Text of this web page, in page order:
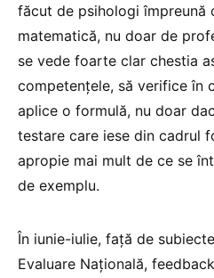
făcut de psihologi împreună
matematică, nu doar de
se vede foarte clar chestia
competențele, să verifice în
aplice o formulă, nu doar
testare care iese din cadrul
apropie mai mult de ce se
de exemplu.
În iunie-iulie, față de
Evaluare Națională,